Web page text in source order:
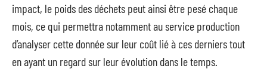
impact, le poids des déchets peut ainsi être pesé chaque
mois, ce qui permettra notamment au service production
d’analyser cette donnée sur leur coût lié à ces derniers tout
en ayant un regard sur leur évolution dans le temps.